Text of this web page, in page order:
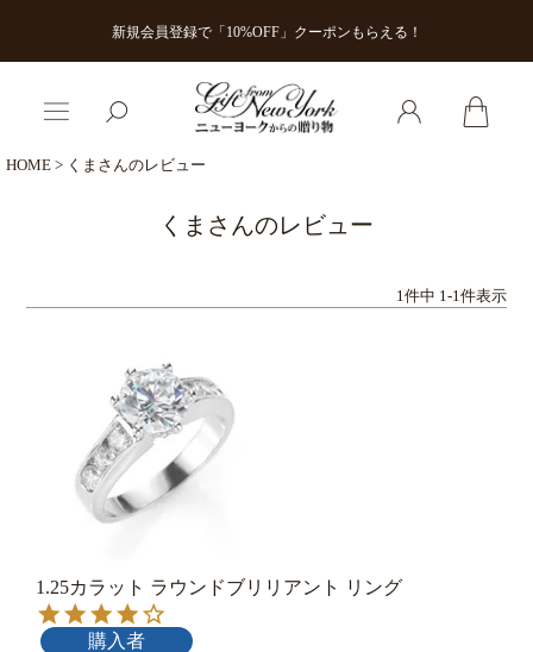
新規会員登録で「10%OFF」クーポンもらえる！
HOME くまさんのレビュー
くまさんのレビュー
1件中 1-1件表示
1.25カラット ラウンドブリリアント リング
購入者